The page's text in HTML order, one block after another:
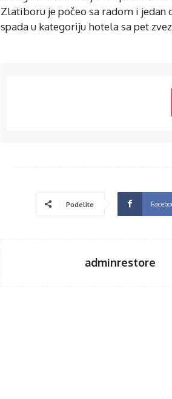
Zlatiboru je počeo sa radom i
spada u kategoriju hotela sa pet
Podelite
adminrestore